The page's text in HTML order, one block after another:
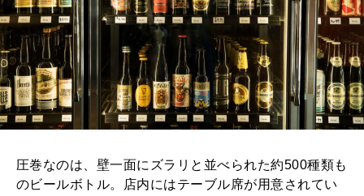
圧巻なのは、壁一面にズラリと並べられた約500種類も
のビールボトル。店内にはテーブル席が用意されてい